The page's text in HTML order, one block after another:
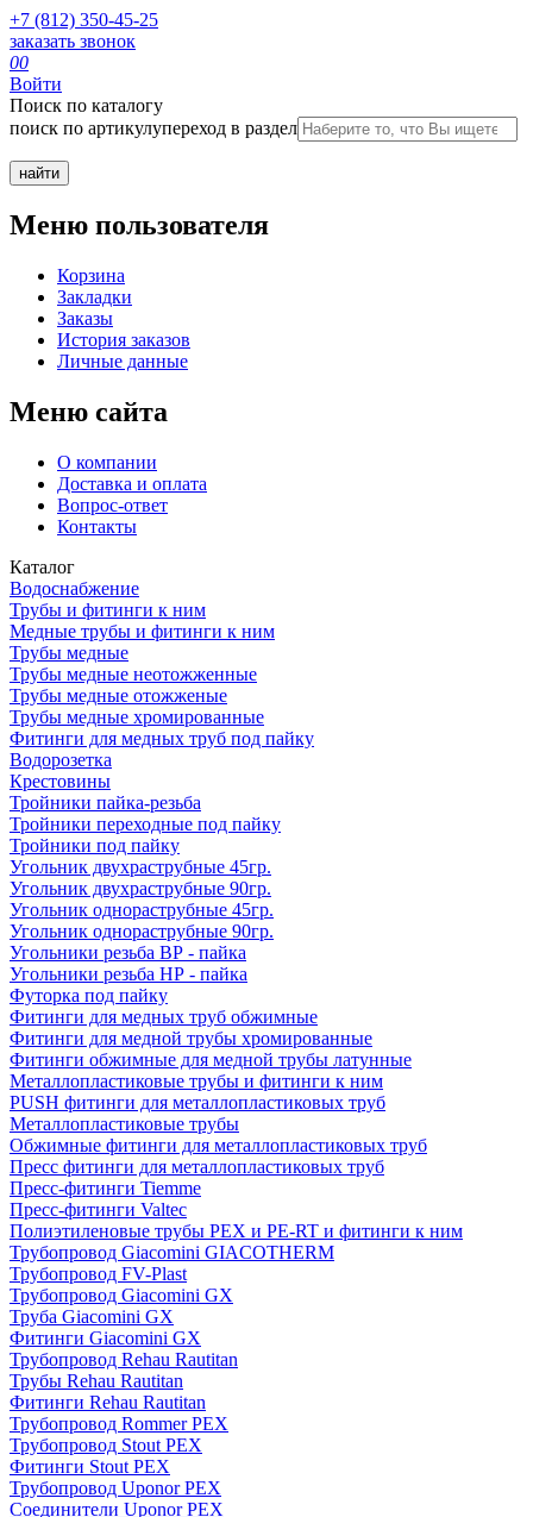
+7 (812) 350-45-25
заказать звонок
00
Войти
Поиск по каталогу
поиск по артикулупереход в раздел
Меню пользователя
Корзина
Закладки
Заказы
История заказов
Личные данные
Меню сайта
О компании
Доставка и оплата
Вопрос-ответ
Контакты
Каталог
Водоснабжение
Трубы и фитинги к ним
Медные трубы и фитинги к ним
Трубы медные
Трубы медные неотожженные
Трубы медные отожженые
Трубы медные хромированные
Фитинги для медных труб под пайку
Водорозетка
Крестовины
Тройники пайка-резьба
Тройники переходные под пайку
Тройники под пайку
Угольник двухраструбные 45гр.
Угольник двухраструбные 90гр.
Угольник однораструбные 45гр.
Угольник однораструбные 90гр.
Угольники резьба ВР - пайка
Угольники резьба НР - пайка
Футорка под пайку
Фитинги для медных труб обжимные
Фитинги для медной трубы хромированные
Фитинги обжимные для медной трубы латунные
Металлопластиковые трубы и фитинги к ним
PUSH фитинги для металлопластиковых труб
Металлопластиковые трубы
Обжимные фитинги для металлопластиковых труб
Пресс фитинги для металлопластиковых труб
Пресс-фитинги Tiemme
Пресс-фитинги Valtec
Полиэтиленовые трубы PEX и PE-RT и фитинги к ним
Трубопровод Giacomini GIACOTHERM
Трубопровод FV-Plast
Трубопровод Giacomini GX
Труба Giacomini GX
Фитинги Giacomini GX
Трубопровод Rehau Rautitan
Трубы Rehau Rautitan
Фитинги Rehau Rautitan
Трубопровод Rommer PEX
Трубопровод Stout PEX
Фитинги Stout PEX
Трубопровод Uponor PEX
Соединители Uponor PEX